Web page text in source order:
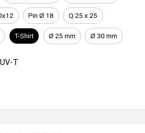
Pin Ø 18 Q 25 x 25
T-Shirt Ø 25 mm Ø 30 mm
T